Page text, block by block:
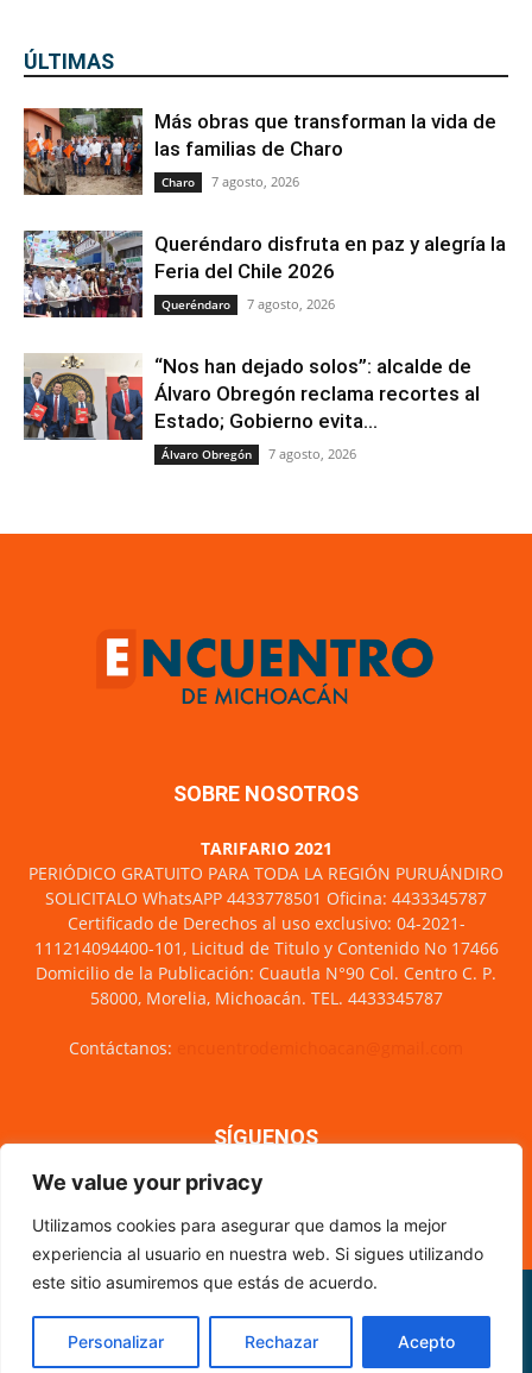
We value your privacy
Utilizamos cookies para asegurar que damos la mejor
experiencia al usuario en nuestra web. Si sigues utilizando
este sitio asumiremos que estás de acuerdo.
Personalizar Rechazar Acepto
ÚLTIMAS
Más obras que transforman la vida de
las familias de Charo
Charo 7 agosto, 2026
Queréndaro disfruta en paz y alegría la
Feria del Chile 2026
Queréndaro 7 agosto, 2026
“Nos han dejado solos”: alcalde de
Álvaro Obregón reclama recortes al
Estado; Gobierno evita...
Álvaro Obregón 7 agosto, 2026
SOBRE NOSOTROS
TARIFARIO 2021
PERIÓDICO GRATUITO PARA TODA LA REGIÓN PURUÁNDIRO
SOLICITALO WhatsAPP 4433778501 Oficina: 4433345787
Certificado de Derechos al uso exclusivo: 04-2021-
111214094400-101, Licitud de Titulo y Contenido No 17466
Domicilio de la Publicación: Cuautla N°90 Col. Centro C. P.
58000, Morelia, Michoacán. TEL. 4433345787
Contáctanos:
SÍGUENOS
Nosotros
CÓDIGO DE ÉTICA PERIODÍSTICA
XML Sitemap
© Encuentro de Michoacán - 2021